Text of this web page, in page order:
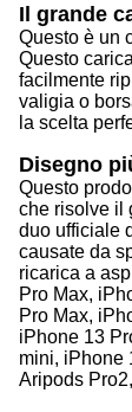
Il grande
Questo è un
Questo
facilmente
valigia o
la scelta
Disegno
Questo
che risolve il
duo ufficiale
causate da
ricarica a
Pro Max,
Pro Max,
iPhone 13
mini, iPhone
Aripods